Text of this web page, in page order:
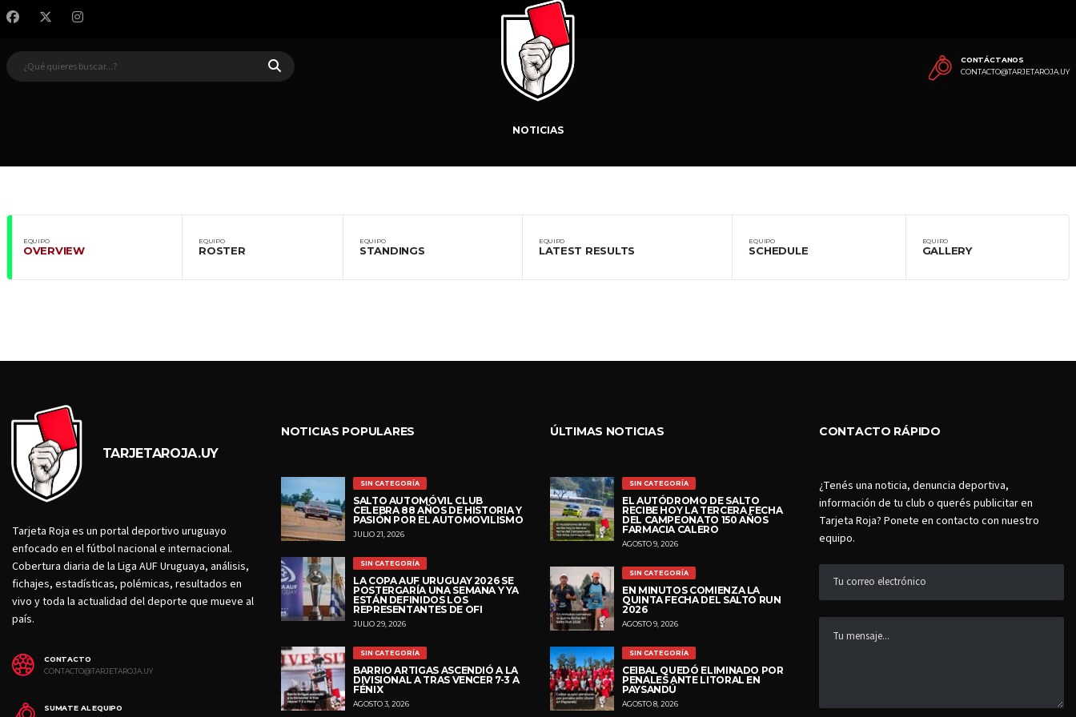
CONTÁCTANOS
CONTACTO@TARJETAROJA.UY
NOTICIAS
EQUIPO
OVERVIEW
EQUIPO
ROSTER
EQUIPO
STANDINGS
EQUIPO
LATEST RESULTS
EQUIPO
SCHEDULE
EQUIPO
GALLERY
TARJETAROJA.UY
Tarjeta Roja es un portal deportivo uruguayo
enfocado en el fútbol nacional e internacional.
Cobertura diaria de la Liga AUF Uruguaya, análisis,
fichajes, estadísticas, polémicas, resultados en
vivo y toda la actualidad del deporte que mueve al
país.
CONTACTO
CONTACTO@TARJETAROJA.UY
SUMATE AL EQUIPO
NOTICIAS POPULARES
SIN CATEGORÍA
SALTO AUTOMÓVIL CLUB
CELEBRA 88 AÑOS DE HISTORIA Y
PASIÓN POR EL AUTOMOVILISMO
JULIO 21, 2026
SIN CATEGORÍA
LA COPA AUF URUGUAY 2026 SE
POSTERGARÍA UNA SEMANA Y YA
ESTÁN DEFINIDOS LOS
REPRESENTANTES DE OFI
JULIO 29, 2026
SIN CATEGORÍA
BARRIO ARTIGAS ASCENDIÓ A LA
DIVISIONAL A TRAS VENCER 7-3 A
FÉNIX
AGOSTO 3, 2026
ÚLTIMAS NOTICIAS
SIN CATEGORÍA
EL AUTÓDROMO DE SALTO
RECIBE HOY LA TERCERA FECHA
DEL CAMPEONATO 150 AÑOS
FARMACIA CALERO
AGOSTO 9, 2026
SIN CATEGORÍA
EN MINUTOS COMIENZA LA
QUINTA FECHA DEL SALTO RUN
2026
AGOSTO 9, 2026
SIN CATEGORÍA
CEIBAL QUEDÓ ELIMINADO POR
PENALES ANTE LITORAL EN
PAYSANDÚ
AGOSTO 8, 2026
CONTACTO RÁPIDO
¿Tenés una noticia, denuncia deportiva,
información de tu club o querés publicitar en
Tarjeta Roja? Ponete en contacto con nuestro
equipo.